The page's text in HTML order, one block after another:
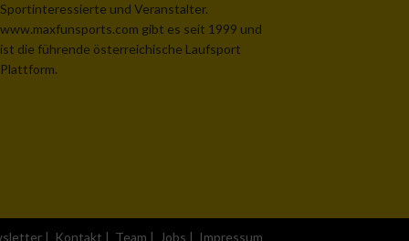
Sportinteressierte und Veranstalter.
www.maxfunsports.com gibt es seit 1999 und
ist die führende österreichische Laufsport
Plattform.
| Kontakt | Team | Jobs | Impressum